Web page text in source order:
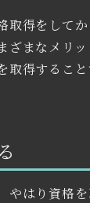
取得をして
まなメリッ
取得するこ
やはり資格